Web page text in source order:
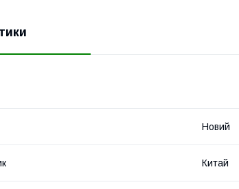
Новий
Китай